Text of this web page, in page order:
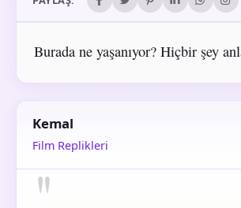
Burada ne yaşanıyor? Hiçbir şey
Kemal
Film Replikleri